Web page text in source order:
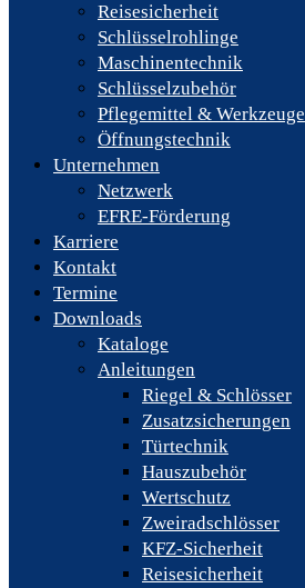
Reisesicherheit
Schlüsselrohlinge
Maschinentechnik
Schlüsselzubehör
Pflegemittel & Werkzeuge
Öffnungstechnik
Unternehmen
Netzwerk
EFRE-Förderung
Karriere
Kontakt
Termine
Downloads
Kataloge
Anleitungen
Riegel & Schlösser
Zusatzsicherungen
Türtechnik
Hauszubehör
Wertschutz
Zweiradschlösser
KFZ-Sicherheit
Reisesicherheit